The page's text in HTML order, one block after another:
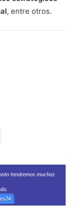
, entre otros.